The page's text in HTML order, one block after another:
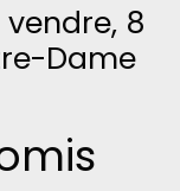
8
Dame